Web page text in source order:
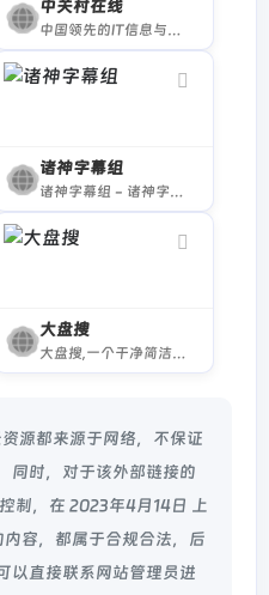
中关村在线
中国领先的IT信息与商务门户, 包括新闻, 商城, 硬件, 下载, 游戏, 手机, 评测等40个大型频道，每天发布大量各类产品促销信息及文章专题，是IT行业的厂商, 经销商, IT产品, 解决方案的提供场所
诸神字幕组
诸神字幕组 - 诸神字幕组官方发布站..
大盘搜
大盘搜,一个干净简洁的阿里云盘资源搜索站点
源都来源于网络，不保证
同时，对于该外部链接的
制，在 2023年4月14日 上
容，都属于合规合法，后
以直接联系网站管理员进